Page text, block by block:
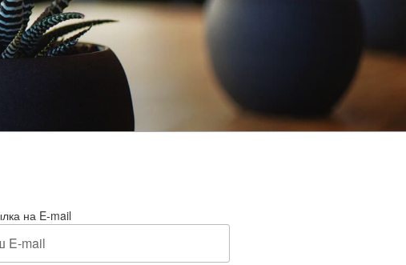
на E-mail